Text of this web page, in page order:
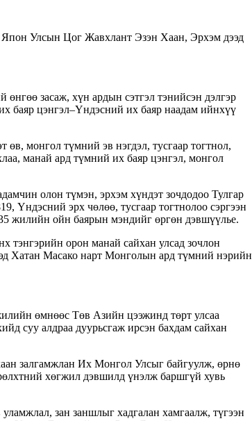
Улсын Цог Жавхлант Эзэн Хаан, Эрхэм дээд
засаж, хүн ардын сэтгэл тэнийсэн дэлгэр
баяр цэнгэл–Үндэсний их баяр наадам ийнхүү
өв, монгол түмний эв нэгдэл, тусгаар тогтнол,
манай ард түмний их баяр цэнгэл, монгол
олон түмэн, эрхэм хүндэт зочдодоо Тулгар
Үндэсний эрх чөлөө, тусгаар тогтнолоо сэргээн
жилийн ойн баярын мэндийг өргөн дэвшүүлье.
тэнгэрийн орон манай сайхан улсад зочлон
Хатан Масако нарт Монголын ард түмний нэрийн
өмнөөс Төв Азийн цээжинд төрт улсаа
суу алдраа дуурьсгаж ирсэн бахдам сайхан
залгамжлан Их Монгол Улсыг байгуулж, өрнө
хөгжил дэвшилд үнэлж баршгүй хувь
зан заншлыг хадгалан хамгаалж, түгээн